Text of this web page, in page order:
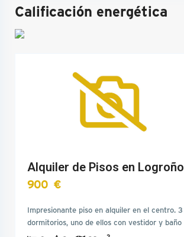
Calificación energética
Alquiler de Pisos en Logroño
900 €
Impresionante piso en alquiler en el centro. 3
dormitorios, uno de ellos con vestidor y baño
privado, gran…